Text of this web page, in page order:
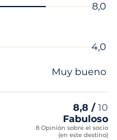
8,0
4,0
Muy bueno
8,8 / 10
Fabuloso
8 Opinión sobre el socio
(en este destino)